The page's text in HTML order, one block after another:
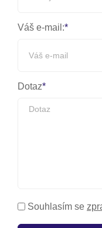
Váš e-mail:
Dotaz
Souhlasím se